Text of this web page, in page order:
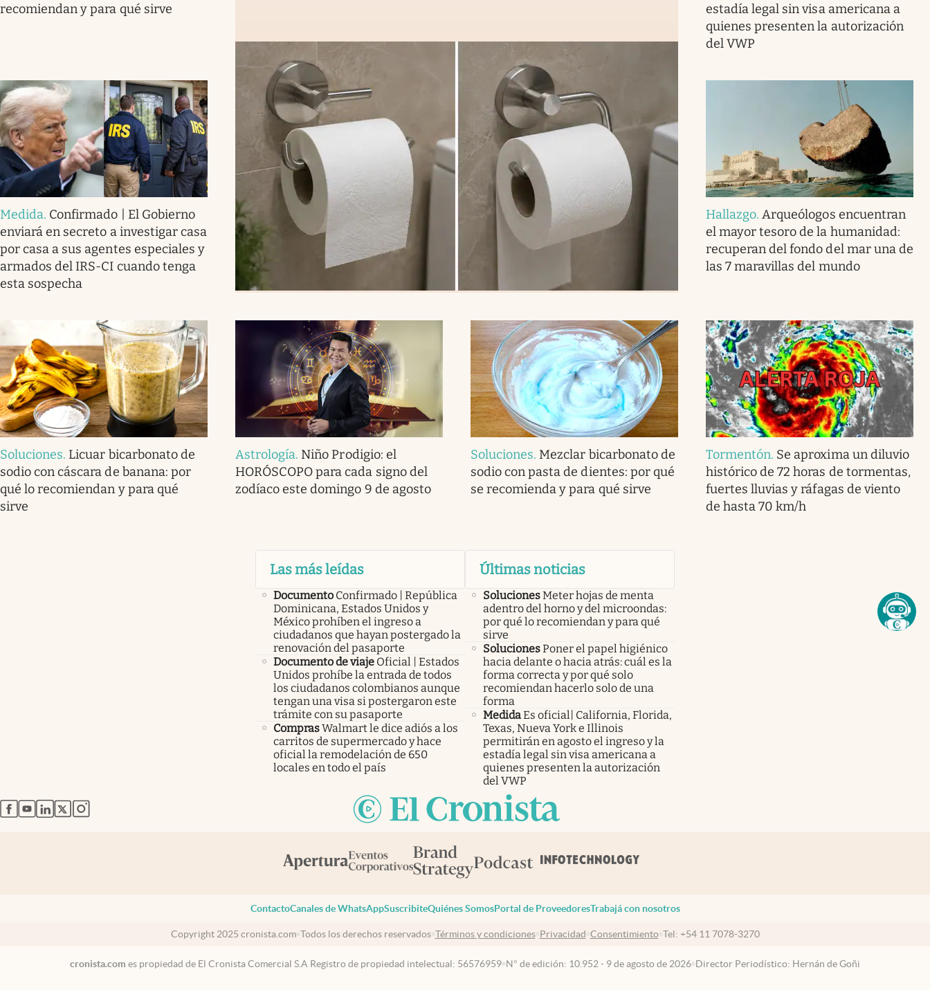
recomiendan y para qué sirve
estadía legal sin visa americana a
quienes presenten la autorización
del VWP
Medida. Confirmado | El Gobierno
enviará en secreto a investigar casa
por casa a sus agentes especiales y
armados del IRS-CI cuando tenga
esta sospecha
Hallazgo.Arqueólogos encuentran
el mayor tesoro de la humanidad:
recuperan del fondo del mar una de
las 7 maravillas del mundo
Soluciones. Licuar bicarbonato de
sodio con cáscara de banana: por
qué lo recomiendan y para qué
sirve
Astrología. Niño Prodigio: el
HORÓSCOPO para cada signo del
zodíaco este domingo 9 de agosto
Soluciones. Mezclar bicarbonato de
sodio con pasta de dientes: por qué
se recomienda y para qué sirve
Tormentón. Se aproxima un diluvio
histórico de 72 horas de tormentas,
fuertes lluvias y ráfagas de viento
de hasta 70 km/h
Las más leídas
Documento Confirmado | República
Dominicana, Estados Unidos y
México prohíben el ingreso a
ciudadanos que hayan postergado la
renovación del pasaporte
Documento de viaje Oficial | Estados
Unidos prohíbe la entrada de todos
los ciudadanos colombianos aunque
tengan una visa si postergaron este
trámite con su pasaporte
ComprasWalmart le dice adiós a los
carritos de supermercado y hace
oficial la remodelación de 650
locales en todo el país
Últimas noticias
SolucionesMeter hojas de menta
adentro del horno y del microondas:
por qué lo recomiendan y para qué
sirve
SolucionesPoner el papel higiénico
hacia delante o hacia atrás: cuál es la
forma correcta y por qué solo
recomiendan hacerlo solo de una
forma
MedidaEs oficial| California, Florida,
Texas, Nueva York e Illinois
permitirán en agosto el ingreso y la
estadía legal sin visa americana a
quienes presenten la autorización
del VWP
abre en nueva pestaña
abre en nueva pestaña
abre en nueva pestaña
abre en nueva pestaña
abre en nueva pestaña
ContactoCanales de WhatsAppSuscribiteQuiénes SomosPortal de ProveedoresTrabajá con nosotros
Copyright 2025 cronista.com Todos los derechos reservados Términos y condiciones Privacidad Consentimiento Tel: +54 11 7078-3270
cronista.com es propiedad de El Cronista Comercial S.A Registro de propiedad intelectual: 56576959 N° de edición: 10.952 - 9 de agosto de 2026 Director Periodístico: Hernán de Goñi